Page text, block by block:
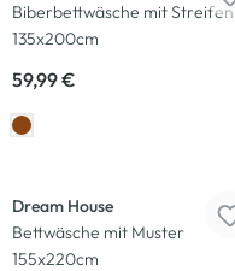
Biberbettwäsche mit Streifen
135x200cm
59,99 €
Dream House
Bettwäsche mit Muster
155x220cm